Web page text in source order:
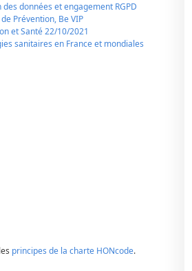
données et engagement RGPD
Prévention, Be VIP
et Santé 22/10/2021
sanitaires en France et mondiales
principes de la charte HONcode.